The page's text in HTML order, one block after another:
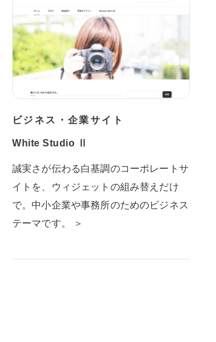
ビジネス・企業サイト
White Studio Ⅱ
誠実さが伝わる白基調のコーポレートサ
イトを、ウィジェットの組み替えだけ
で。中小企業や事務所のためのビジネス
テーマです。 ＞